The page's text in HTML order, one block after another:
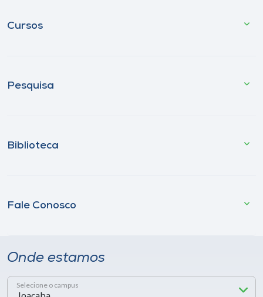
Cursos
Pesquisa
Biblioteca
Fale Conosco
Onde estamos
Selecione o campus